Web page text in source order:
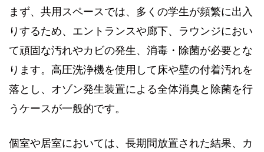
まず、共用スペースでは、多くの学生が頻繁に出入
りするため、エントランスや廊下、ラウンジにおい
て頑固な汚れやカビの発生、消毒・除菌が必要とな
ります。高圧洗浄機を使用して床や壁の付着汚れを
落とし、オゾン発生装置による全体消臭と除菌を行
うケースが一般的です。
個室や居室においては、長期間放置された結果、カ